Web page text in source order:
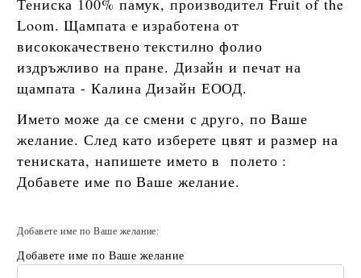
Тениска 100% памук, производител Fruit of the
Loom. Щампата е изработена от
висококачествено текстилно фолио
издръжливо на пране. Дизайн и печат на
щампата - Калина Дизайн ЕООД.
Името може да се смени с друго, по Ваше
желание. След като изберете цвят и размер на
тениската, напишете името в полето :
Добавете име по Ваше желание.
Добавете име по Ваше желание:
Добавете име по Ваше желание